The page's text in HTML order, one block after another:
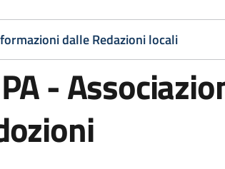
dalle Redazioni locali
-